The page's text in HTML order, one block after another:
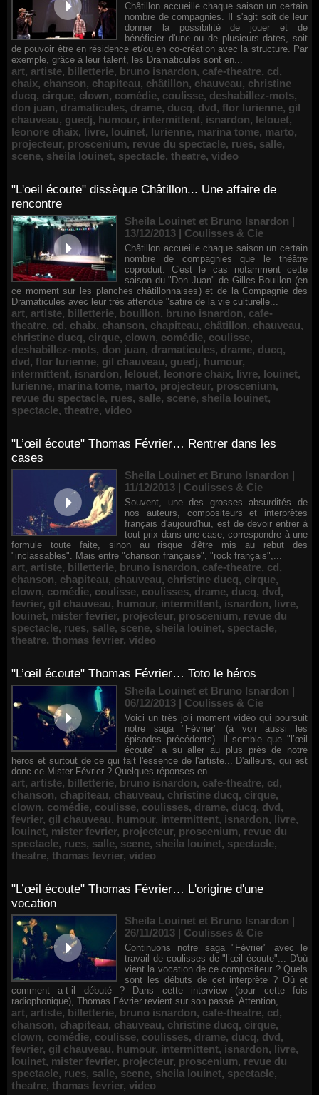
Châtillon accueille chaque saison un certain
nombre de compagnies. Il s'agit soit de leur
donner la possibilité de jouer et de
bénéficier d'une ou de plusieurs dates, soit
de pouvoir être en résidence et/ou en co-création avec la structure. Par
exemple, grâce à leur talent, les Dramaticules sont en...
art, artiste, billetterie, bruno isnardon, cafe-theatre, cd,
chaix, chanson, chapiteau, châtillon, chauveau, christine
ducq, cirque, clown, comédie, coulisse, deshabillez-mots,
don juan, dramaticules, drame, ducq, dvd, flor lurienne, gil
chauveau, guedj, humour, intermittent, isnardon, lelouet,
leonore chaix, livre, louinet, lurienne, marina tome, marto,
projecteur, proscenium, revue du spectacle, rues, salle,
scene, sheila louinet, spectacle, theatre, video
"L'oeil écoute" dissèque Châtillon... Une affaire de
rencontre
Sheila Louinet et Bruno Isnardon |
13/12/2013 | Coulisses & Cie
Châtillon accueille chaque saison un certain
nombre de compagnies que le théâtre
coproduit. C'est le cas notamment cette
saison du "Don Juan" de Gilles Bouillon (en
ce moment sur les planches châtillonnaises) et de la Compagnie des
Dramaticules avec leur très attendue "satire de la vie culturelle...
art, artiste, billetterie, bouillon, bruno isnardon, cafe-
theatre, cd, chaix, chanson, chapiteau, châtillon, chauveau,
christine ducq, cirque, clown, comédie, coulisse,
deshabillez-mots, don juan, dramaticules, drame, ducq,
dvd, flor lurienne, gil chauveau, guedj, humour,
intermittent, isnardon, lelouet, leonore chaix, livre, louinet,
lurienne, marina tome, marto, projecteur, proscenium,
revue du spectacle, rues, salle, scene, sheila louinet,
spectacle, theatre, video
"L’œil écoute" Thomas Février… Rentrer dans les
cases
Sheila Louinet et Bruno Isnardon |
11/12/2013 | Coulisses & Cie
Souvent, une des grosses absurdités de
nos auteurs, compositeurs et interprètes
français d'aujourd'hui, est de devoir entrer à
tout prix dans une case, correspondre à une
formule toute faite, sinon au risque d'être mis au rebut des
"inclassables". Mais entre "chanson française", "rock français",...
art, artiste, billetterie, bruno isnardon, cafe-theatre, cd,
chanson, chapiteau, chauveau, christine ducq, cirque,
clown, comédie, coulisse, coulisses, drame, ducq, dvd,
fevrier, gil chauveau, humour, intermittent, isnardon, livre,
louinet, mister fevrier, projecteur, proscenium, revue du
spectacle, rues, salle, scene, sheila louinet, spectacle,
theatre, thomas fevrier, video
"L’œil écoute" Thomas Février… Toto le héros
Sheila Louinet et Bruno Isnardon |
06/12/2013 | Coulisses & Cie
Voici un très joli moment vidéo qui poursuit
notre saga "Février" (à voir aussi les
épisodes précédents). Il semble que "l’œil
écoute" a su aller au plus près de notre
héros et surtout de ce qui fait l'essence de l'artiste... D'ailleurs, qui est
donc ce Mister Février ? Quelques réponses en...
art, artiste, billetterie, bruno isnardon, cafe-theatre, cd,
chanson, chapiteau, chauveau, christine ducq, cirque,
clown, comédie, coulisse, coulisses, drame, ducq, dvd,
fevrier, gil chauveau, humour, intermittent, isnardon, livre,
louinet, mister fevrier, projecteur, proscenium, revue du
spectacle, rues, salle, scene, sheila louinet, spectacle,
theatre, thomas fevrier, video
"L’œil écoute" Thomas Février… L'origine d'une
vocation
Sheila Louinet et Bruno Isnardon |
26/11/2013 | Coulisses & Cie
Continuons notre saga "Février" avec le
travail de coulisses de "l’œil écoute"... D'où
vient la vocation de ce compositeur ? Quels
sont les débuts de cet interprète ? Où et
comment a-t-il débuté ? Dans cette interview (pour cette fois
radiophonique), Thomas Février revient sur son passé. Attention,...
art, artiste, billetterie, bruno isnardon, cafe-theatre, cd,
chanson, chapiteau, chauveau, christine ducq, cirque,
clown, comédie, coulisse, coulisses, drame, ducq, dvd,
fevrier, gil chauveau, humour, intermittent, isnardon, livre,
louinet, mister fevrier, projecteur, proscenium, revue du
spectacle, rues, salle, scene, sheila louinet, spectacle,
theatre, thomas fevrier, video